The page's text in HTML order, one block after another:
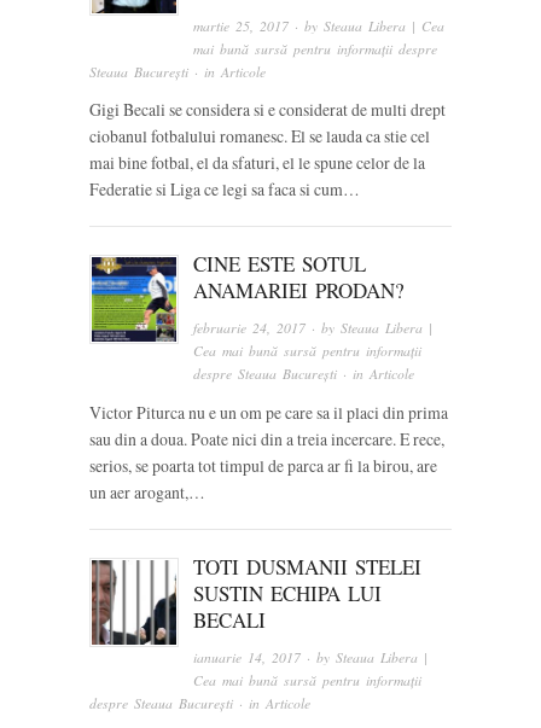
martie 25, 2017 · bySteaua Libera | Cea
mai bună sursă pentru informații despre
Steaua București · in Articole
Gigi Becali se considera si e considerat de multi drept
ciobanul fotbalului romanesc. El se lauda ca stie cel
mai bine fotbal, el da sfaturi, el le spune celor de la
Federatie si Liga ce legi sa faca si cum…
CINE ESTE SOTUL
ANAMARIEI PRODAN?
februarie 24, 2017 · bySteaua Libera |
Cea mai bună sursă pentru informații
despre Steaua București · inArticole
Victor Piturca nu e un om pe care sa il placi din prima
sau din a doua. Poate nici din a treia incercare. E rece,
serios, se poarta tot timpul de parca ar fi la birou, are
un aer arogant,…
TOTI DUSMANII STELEI
SUSTIN ECHIPA LUI
BECALI
ianuarie 14, 2017 · bySteaua Libera |
Cea mai bună sursă pentru informații
despre Steaua București · in Articole